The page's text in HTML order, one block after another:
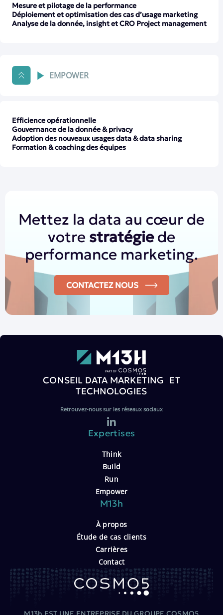
Mesure et pilotage de la performance
Déploiement et optimisation des cas d’usage marketing
Analyse de la donnée, insight et CRO Project management
EMPOWER
Efficience opérationnelle
Gouvernance de la donnée & privacy
Adoption des nouveaux usages data & data sharing
Formation & coaching des équipes
Mettez la data au cœur de
votre stratégiede
performance marketing.
CONTACTEZ NOUS
CONSEIL DATA MARKETING ET
TECHNOLOGIES
Retrouvez-nous sur les réseaux sociaux
Expertises
Think
Build
Run
Empower
M13h
À propos
Étude de cas clients
Carrières
Contact